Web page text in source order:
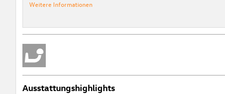
Weitere Informationen
Ausstattungshighlights